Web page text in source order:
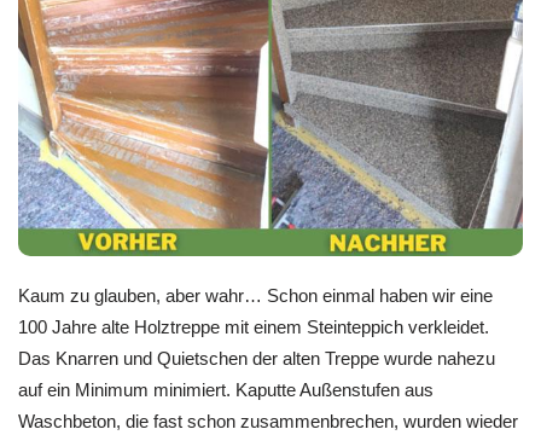
Kaum zu glauben, aber wahr… Schon einmal haben wir eine
100 Jahre alte Holztreppe mit einem Steinteppich verkleidet.
Das Knarren und Quietschen der alten Treppe wurde nahezu
auf ein Minimum minimiert. Kaputte Außenstufen aus
Waschbeton, die fast schon zusammenbrechen, wurden wieder